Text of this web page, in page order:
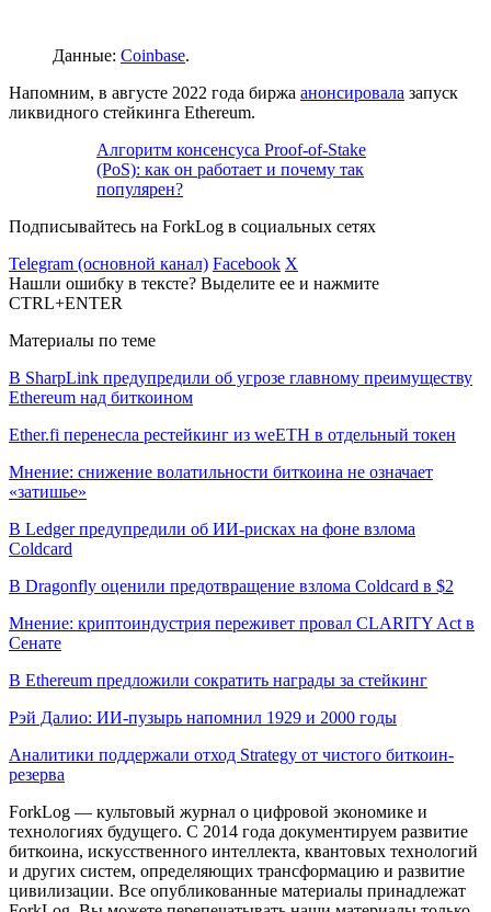
Данные: Coinbase.
Напомним, в августе 2022 года биржа анонсировала запуск
ликвидного стейкинга Ethereum.
Алгоритм консенсуса Proof-of-Stake
(PoS): как он работает и почему так
популярен?
Подписывайтесь на ForkLog в социальных сетях
Telegram (основной канал) Facebook X
Нашли ошибку в тексте? Выделите ее и нажмите
CTRL+ENTER
Материалы по теме
В SharpLink предупредили об угрозе главному преимуществу
Ethereum над биткоином
Ether.fi перенесла рестейкинг из weETH в отдельный токен
Мнение: снижение волатильности биткоина не означает
«затишье»
В Ledger предупредили об ИИ-рисках на фоне взлома
Coldcard
В Dragonfly оценили предотвращение взлома Coldcard в $2
Мнение: криптоиндустрия переживет провал CLARITY Act в
Сенате
В Ethereum предложили сократить награды за стейкинг
Рэй Далио: ИИ-пузырь напомнил 1929 и 2000 годы
Аналитики поддержали отход Strategy от чистого биткоин-
резерва
ForkLog — культовый журнал о цифровой экономике и
технологиях будущего. С 2014 года документируем развитие
биткоина, искусственного интеллекта, квантовых технологий
и других систем, определяющих трансформацию и развитие
цивилизации. Все опубликованные материалы принадлежат